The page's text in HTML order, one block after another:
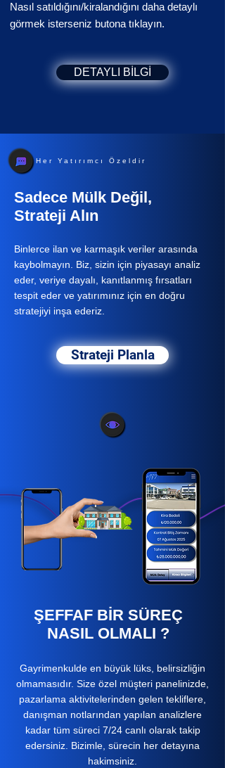
Nasıl satıldığını/kiralandığını daha detaylı
görmek isterseniz butona tıklayın.
DETAYLI BİLGİ
Her Yatırımcı Özeldir
Sadece Mülk Değil,
Strateji Alın
Binlerce ilan ve karmaşık veriler arasında
kaybolmayın. Biz, sizin için piyasayı analiz
eder, veriye dayalı, kanıtlanmış fırsatları
tespit eder ve yatırımınız için en doğru
stratejiyi inşa ederiz.
Strateji Planla
ŞEFFAF BİR SÜREÇ
NASIL OLMALI ?
Gayrimenkulde en büyük lüks, belirsizliğin
olmamasıdır. Size özel müşteri panelinizde,
pazarlama aktivitelerinden gelen tekliflere,
danışman notlarından yapılan analizlere
kadar tüm süreci 7/24 canlı olarak takip
edersiniz. Bizimle, sürecin her detayına
hakimsiniz.